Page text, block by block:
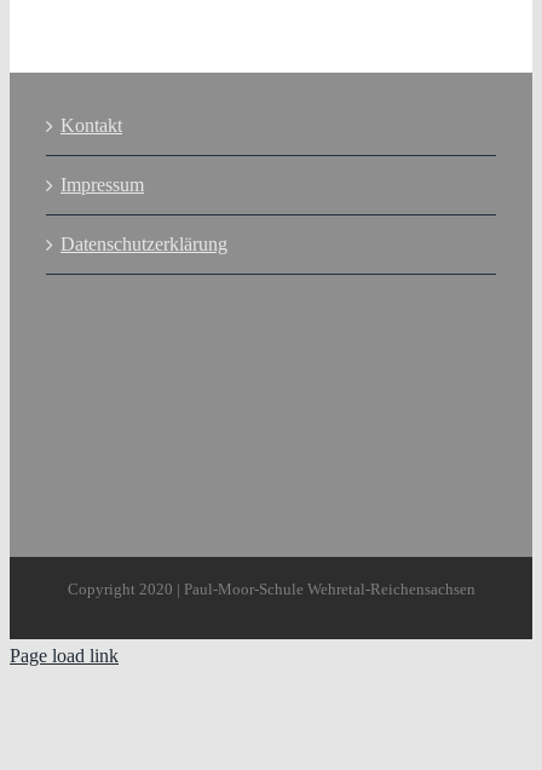
Kontakt
Impressum
Datenschutzerklärung
Copyright 2020 | Paul-Moor-Schule Wehretal-Reichensachsen
Page load link